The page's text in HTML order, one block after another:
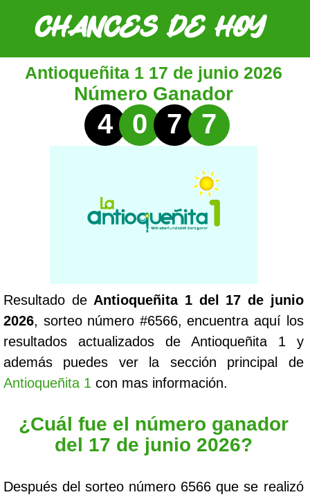
Antioqueñita 1 17 de junio 2026
Número Ganador
4 0 7 7
Resultado de Antioqueñita 1 del 17 de junio
2026, sorteo número #6566, encuentra aquí los
resultados actualizados de Antioqueñita 1 y
además puedes ver la sección principal de
Antioqueñita 1 con mas información.
¿Cuál fue el número ganador
del 17 de junio 2026?
Después del sorteo número 6566 que se realizó